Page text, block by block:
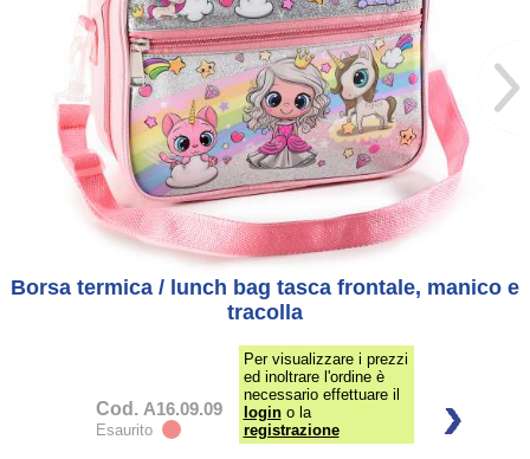
Borsa termica / lunch bag tasca frontale, manico e
tracolla
Cod. A16.09.09
Esaurito
Per visualizzare i prezzi
ed inoltrare l'ordine è
necessario effettuare il
logino la
registrazione